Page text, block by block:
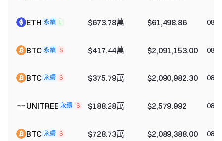
ETH 永續 L $673.78萬 $61,498.86 08-
BTC 永續 S $417.44萬 $2,091,153.00 08-
BTC 永續 S $375.79萬 $2,090,982.30 08-
UNITREE 永續 S $188.28萬 $2,579.992 08-
BTC 永續 S $728.73萬 $2,089,388.00 08-